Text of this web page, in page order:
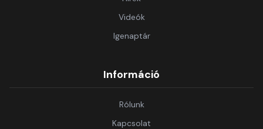
Videók
Igenaptár
Információ
Rólunk
Kapcsolat